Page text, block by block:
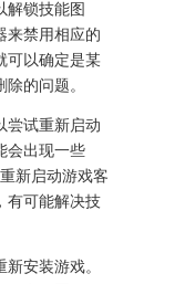
解锁技能图
来禁用相应的
可以确定是某
的问题。
尝试重新启动
会出现一些
新启动游戏客
有可能解决技
安装游戏。